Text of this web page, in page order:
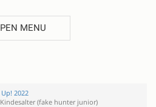
MENU
Up! 2022
(fake hunter junior)